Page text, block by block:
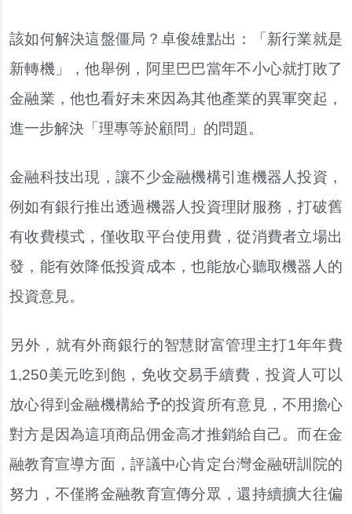
該如何解決這盤僵局？卓俊雄點出：「新行業就是
新轉機」，他舉例，阿里巴巴當年不小心就打敗了
金融業，他也看好未來因為其他產業的異軍突起，
進一步解決「理專等於顧問」的問題。
金融科技出現，讓不少金融機構引進機器人投資，
例如有銀行推出透過機器人投資理財服務，打破舊
有收費模式，僅收取平台使用費，從消費者立場出
發，能有效降低投資成本，也能放心聽取機器人的
投資意見。
另外，就有外商銀行的智慧財富管理主打1年年費
1,250美元吃到飽，免收交易手續費，投資人可以
放心得到金融機構給予的投資所有意見，不用擔心
對方是因為這項商品佣金高才推銷給自己。而在金
融教育宣導方面，評議中心肯定台灣金融研訓院的
努力，不僅將金融教育宣傳分眾，還持續擴大往偏